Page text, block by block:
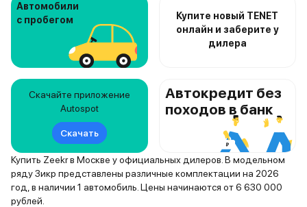
Автомобили
с пробегом
Купите новый TENET
онлайн и заберите у
дилера
Скачайте приложение
Autospot
Скачать
Автокредит без
походов в банк
Купить Zeekr в Москве у официальных дилеров. В модельном
ряду Зикр представлены различные комплектации на 2026
год, в наличии 1 автомобиль. Цены начинаются от 6 630 000
рублей.